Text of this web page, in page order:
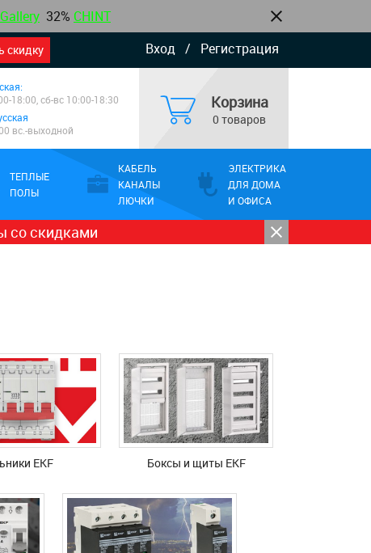
32% CHINT
Вход / Регистрация
скидку
18:00, сб-вс 10:00-18:30
вс.-выходной
Корзина
0 товаров
ТЕПЛЫЕ
ПОЛЫ
КАБЕЛЬ
КАНАЛЫ
ЛЮЧКИ
ЭЛЕКТРИКА
ДЛЯ ДОМА
И ОФИСА
со скидками
EKF Боксы и щиты EKF